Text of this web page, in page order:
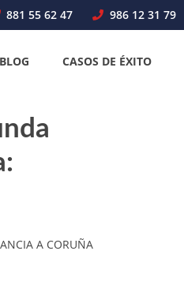
881 55 62 47 986 12 31 79
BLOG CASOS DE ÉXITO
A CORUÑA